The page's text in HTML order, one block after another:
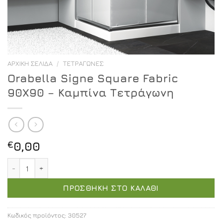
ΑΡΧΙΚΉ ΣΕΛΊΔΑ / ΤΕΤΡΆΓΩΝΕΣ
Orabella Signe Square Fabric
90X90 – Καμπίνα Τετράγωνη
€0,00
ΠΡΟΣΘΉΚΗ ΣΤΟ ΚΑΛΆΘΙ
Κωδικός προϊόντος: 30527